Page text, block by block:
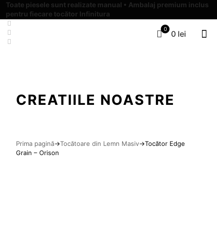
Toate piesele sunt realizate manual • Ambalaj premium inclus
pentru fiecare tocător Infinitura
0 0 lei
CREATIILE NOASTRE
Prima pagină→Tocătoare din Lemn Masiv→Tocător Edge
Grain – Orison